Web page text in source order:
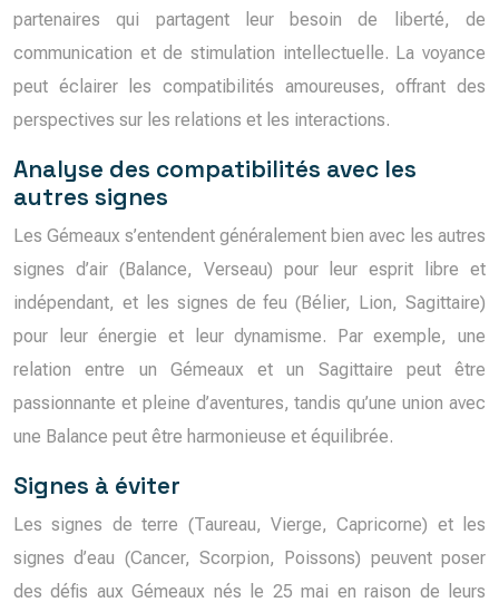
partenaires qui partagent leur besoin de liberté, de
communication et de stimulation intellectuelle. La voyance
peut éclairer les compatibilités amoureuses, offrant des
perspectives sur les relations et les interactions.
Analyse des compatibilités avec les
autres signes
Les Gémeaux s’entendent généralement bien avec les autres
signes d’air (Balance, Verseau) pour leur esprit libre et
indépendant, et les signes de feu (Bélier, Lion, Sagittaire)
pour leur énergie et leur dynamisme. Par exemple, une
relation entre un Gémeaux et un Sagittaire peut être
passionnante et pleine d’aventures, tandis qu’une union avec
une Balance peut être harmonieuse et équilibrée.
Signes à éviter
Les signes de terre (Taureau, Vierge, Capricorne) et les
signes d’eau (Cancer, Scorpion, Poissons) peuvent poser
des défis aux Gémeaux nés le 25 mai en raison de leurs